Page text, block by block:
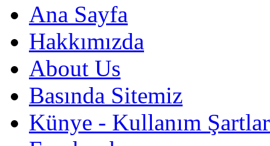
Ana Sayfa
Hakkımızda
About Us
Basında Sitemiz
Künye - Kullanım